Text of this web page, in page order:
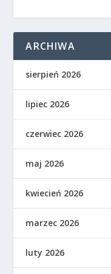
ARCHIWA
sierpień 2026
lipiec 2026
czerwiec 2026
maj 2026
kwiecień 2026
marzec 2026
luty 2026